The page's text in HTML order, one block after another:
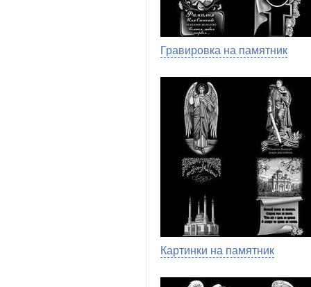
Гравировка на памятник
Картинки на памятник